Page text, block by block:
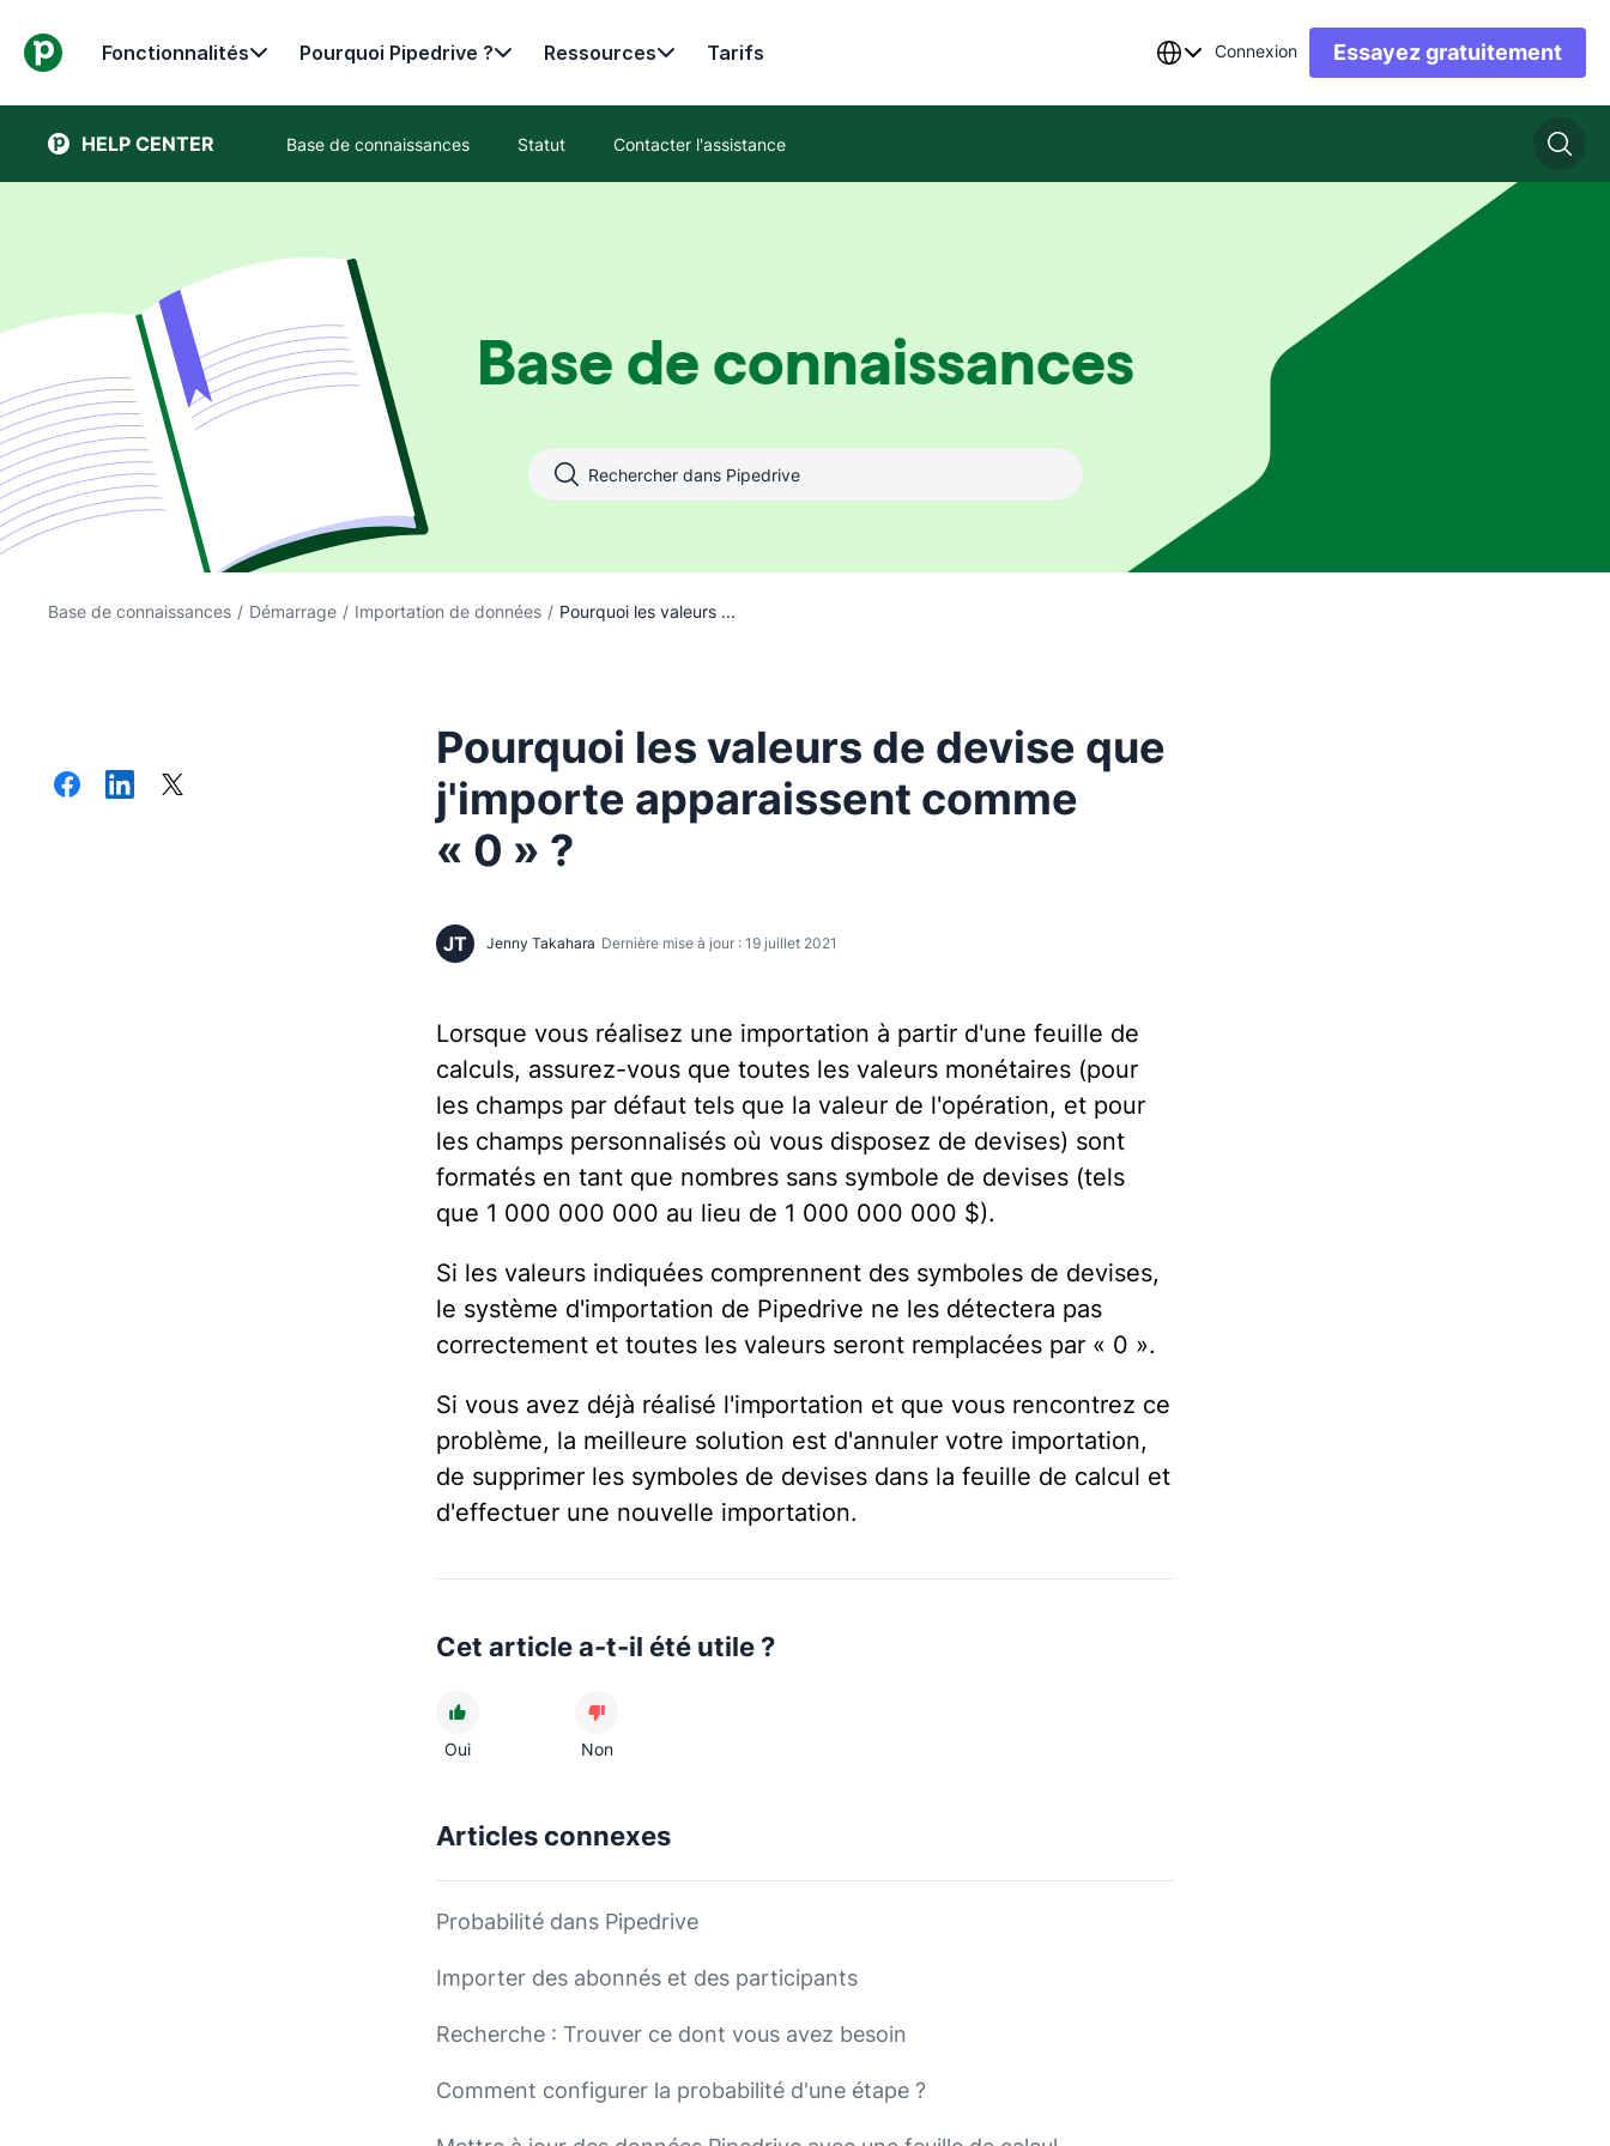
Fonctionnalités Pourquoi Pipedrive ? Ressources Tarifs Connexion Essayez gratuitement
HELP CENTER Base de connaissances Statut Contacter l'assistance
Base de connaissances
Base de connaissances / Démarrage / Importation de données / Pourquoi les valeurs ...
Pourquoi les valeurs de devise que
j'importe apparaissent comme
« 0 » ?
JT Jenny Takahara Dernière mise à jour : 19 juillet 2021
Lorsque vous réalisez une importation à partir d'une feuille de
calculs, assurez-vous que toutes les valeurs monétaires (pour
les champs par défaut tels que la valeur de l'opération, et pour
les champs personnalisés où vous disposez de devises) sont
formatés en tant que nombres sans symbole de devises (tels
que 1 000 000 000 au lieu de 1 000 000 000 $).
Si les valeurs indiquées comprennent des symboles de devises,
le système d'importation de Pipedrive ne les détectera pas
correctement et toutes les valeurs seront remplacées par « 0 ».
Si vous avez déjà réalisé l'importation et que vous rencontrez ce
problème, la meilleure solution est d'annuler votre importation,
de supprimer les symboles de devises dans la feuille de calcul et
d'effectuer une nouvelle importation.
Cet article a-t-il été utile ?
Oui Non
Articles connexes
Probabilité dans Pipedrive
Importer des abonnés et des participants
Recherche : Trouver ce dont vous avez besoin
Comment configurer la probabilité d'une étape ?